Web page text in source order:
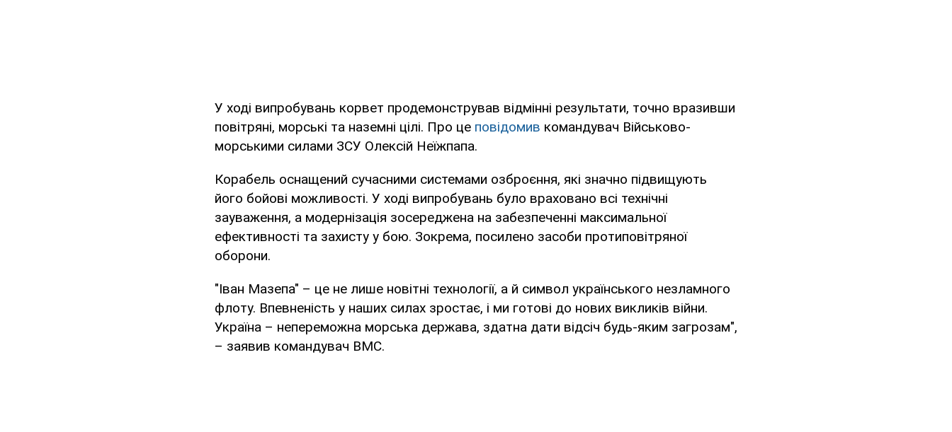
У ході випробувань корвет продемонстрував відмінні результати, точно вразивши
повітряні, морські та наземні цілі. Про це повідомив командувач Військово-
морськими силами ЗСУ Олексій Неїжпапа.
Корабель оснащений сучасними системами озброєння, які значно підвищують
його бойові можливості. У ході випробувань було враховано всі технічні
зауваження, а модернізація зосереджена на забезпеченні максимальної
ефективності та захисту у бою. Зокрема, посилено засоби протиповітряної
оборони.
"Іван Мазепа" – це не лише новітні технології, а й символ українського незламного
флоту. Впевненість у наших силах зростає, і ми готові до нових викликів війни.
Україна – непереможна морська держава, здатна дати відсіч будь-яким загрозам",
– заявив командувач ВМС.